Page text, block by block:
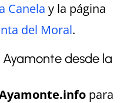
Canela y la página
del Moral.
desde la
para